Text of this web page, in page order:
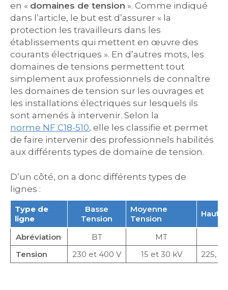
en « domaines de tension ». Comme indiqué
dans l’article, le but est d’assurer « la
protection les travailleurs dans les
établissements qui mettent en œuvre des
courants électriques ». En d’autres mots, les
domaines de tensions permettent tout
simplement aux professionnels de connaître
les domaines de tension sur les ouvrages et
les installations électriques sur lesquels ils
sont amenés à intervenir. Selon la
norme NF C18-510, elle les classifie et permet
de faire intervenir des professionnels habilités
aux différents types de domaine de tension.
D’un côté, on a donc différents types de
lignes :
Type de
ligne
Basse
Tension
Moyenne
Tension
Haute
Abréviation BT MT
Tension
230 et 400 V 15 et 30 kV 225,